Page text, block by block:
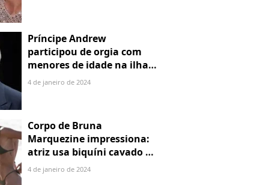
Príncipe Andrew
participou de orgia com
menores de idade na ilha
de Jeffrey Epstein, chefe de
4 de janeiro de 2024
Corpo de Bruna
Marquezine impressiona:
atriz usa biquíni cavado e
body chain ao chegar em
4 de janeiro de 2024